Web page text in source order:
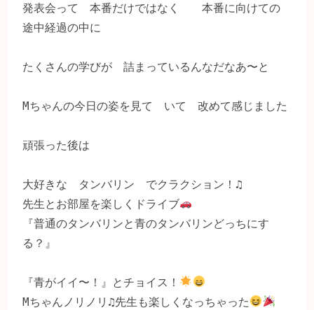
発表会って　本番だけではなく　　本番に向けての
途中経過の中に
たくさんの学びが　詰まっているんなだなあ〜と
Mちゃんの今日の姿を見て　いて　改めて感じました
頑張った後は
大好きな　タンバリン　でクラクション！♫
先生とお部屋を楽しくドライブ
『普通のタンバリンと青のタンバリンどっちにす
る？』
『青がイイ〜！』とチョイス！
Mちゃんノリノリ♫先生も楽しくなっちゃった